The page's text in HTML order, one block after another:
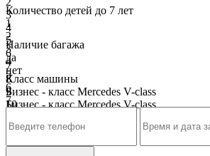
3
4
5
6
7
8
9
10
Количество детей до 7 лет
1
2
3
4
5
6
7
9
Наличие багажа
да
нет
Класс машины
Бизнес - класс Mercedes V-class
Бизнес - класс Mercedes V-class